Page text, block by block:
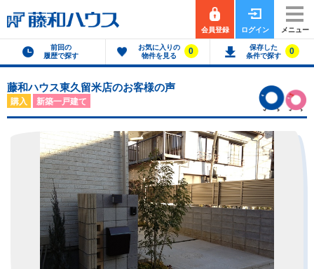
会員登録 ログイン メニュー
前回の
履歴で探す
お気に入りの
物件を見る
0
保存した
条件で探す
0
藤和ハウス東久留米店のお客様の声
購入 新築一戸建て